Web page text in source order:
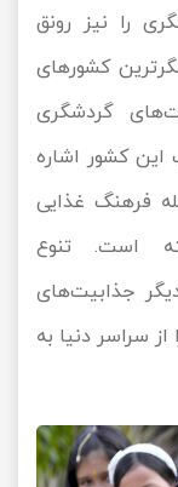
را نیز رونق
کشورهای
گردشگری
این کشور اشاره
فرهنگ غذایی
است. تنوع
جذابیت‌های
سراسر دنیا به